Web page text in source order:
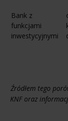
Bank z
funkcjami
inwestycyjnymi
Źródłem tego
KNF oraz